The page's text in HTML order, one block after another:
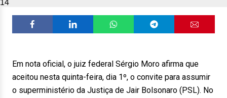
Em nota oficial, o juiz federal Sérgio Moro afirma que
aceitou nesta quinta-feira, dia 1º, o convite para assumir
o superministério da Justiça de Jair Bolsonaro (PSL). No